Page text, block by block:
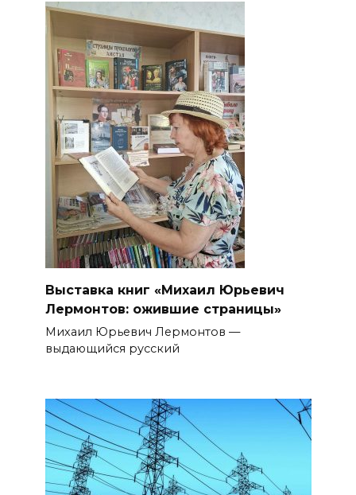
Выставка книг «Михаил Юрьевич
Лермонтов: ожившие страницы»
Михаил Юрьевич Лермонтов —
выдающийся русский